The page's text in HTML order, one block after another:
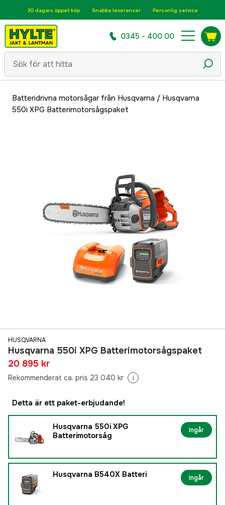
30 dagars öppet köp Snabba leveranser Personlig service
0345 - 400 00
Batteridrivna motorsågar från Husqvarna / Husqvarna
550i XPG Batterimotorsågspaket
HUSQVARNA
Husqvarna 550i XPG Batterimotorsågspaket
20 895 kr
Rekommenderat ca. pris 23 040 kr i
Detta är ett paket-erbjudande!
Husqvarna 550i XPG
Batterimotorsåg
Ingår
Husqvarna B540X Batteri Ingår